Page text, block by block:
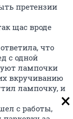
претензии
щас вроде
что
с одной
лампочки
вкручиванию
лампочку, и
с работы,